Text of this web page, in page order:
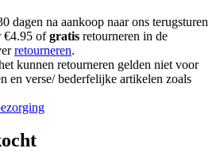
dagen na aankoop naar ons terugsturen
€4.95 ofgratis retourneren in de
retourneren.
kunnen retourneren gelden niet voor
en verse/ bederfelijke artikelen zoals